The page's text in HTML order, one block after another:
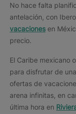
No hace falta
antelación, con
vacaciones en
precio.
El Caribe mexicano
para disfrutar de
ofertas de
arena infinitas, en
última hora en